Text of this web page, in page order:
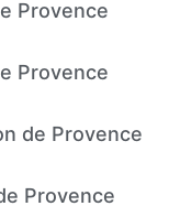
Provence
Provence
de Provence
Provence